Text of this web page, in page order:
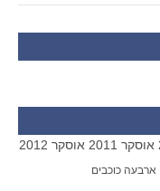
אוסקר 2011 אוסקר 2012
ארבעה כוכבים